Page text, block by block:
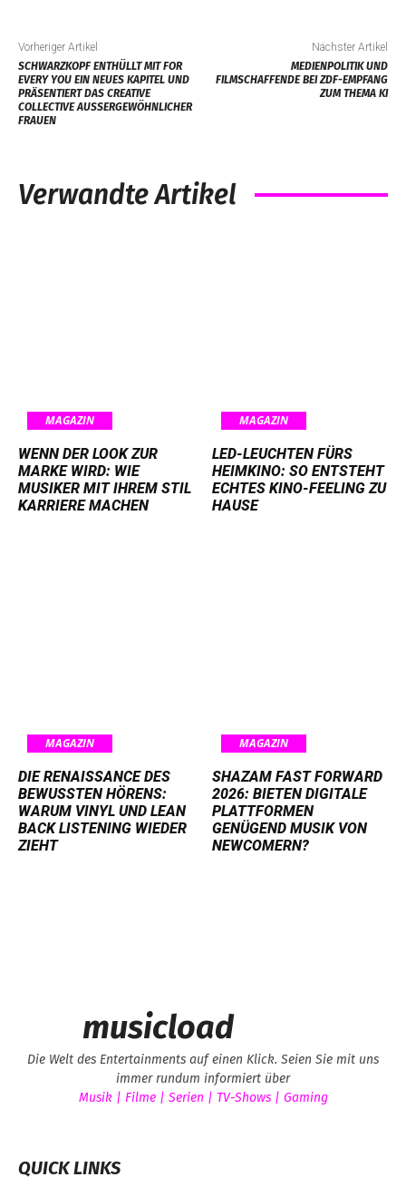
Vorheriger Artikel
SCHWARZKOPF ENTHÜLLT MIT FOR
EVERY YOU EIN NEUES KAPITEL UND
PRÄSENTIERT DAS CREATIVE
COLLECTIVE AUSSERGEWÖHNLICHER F
RAUEN
Nächster Artikel
MEDIENPOLITIK UND
FILMSCHAFFENDE BEI ZDF-EMPFANG
ZUM THEMA KI
Verwandte Artikel
MAGAZIN
WENN DER LOOK ZUR
MARKE WIRD: WIE
MUSIKER MIT IHREM STIL
KARRIERE MACHEN
MAGAZIN
LED-LEUCHTEN FÜRS
HEIMKINO: SO ENTSTEHT
ECHTES KINO-FEELING ZU
HAUSE
MAGAZIN
DIE RENAISSANCE DES
BEWUSSTEN HÖRENS:
WARUM VINYL UND LEAN
BACK LISTENING WIEDER
ZIEHT
MAGAZIN
SHAZAM FAST FORWARD
2026: BIETEN DIGITALE
PLATTFORMEN
GENÜGEND MUSIK VON
NEWCOMERN?
musicload
Die Welt des Entertainments auf einen Klick. Seien Sie mit uns
immer rundum informiert über
Musik | Filme | Serien | TV-Shows | Gaming
QUICK LINKS